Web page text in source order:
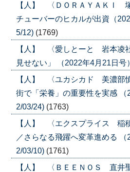
【人】 〈ＤＯＲＡＹＡＫＩ
チューバーのヒカルが出資（
5/12) (1769)
【人】 〈愛しとーと 岩本凌
見せない」 （2022年4月21日号
【人】 〈ユカシカド 美濃部
街で「栄養」の重要性を実感
2/03/24) (1763)
【人】 〈エクスプライス 稲
／さらなる飛躍へ変革進める
2/03/10) (1761)
【人】 〈ＢＥＥＮＯＳ 直井